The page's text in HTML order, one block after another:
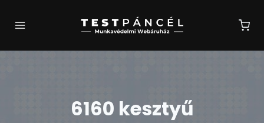
6160 kesztyű